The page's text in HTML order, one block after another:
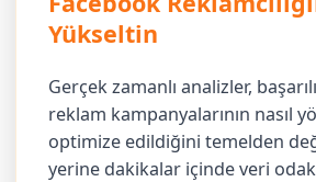
Yükseltin
Gerçek zamanlı analizler,
reklam kampanyalarının nasıl
optimize edildiğini temelden
yerine dakikalar içinde veri